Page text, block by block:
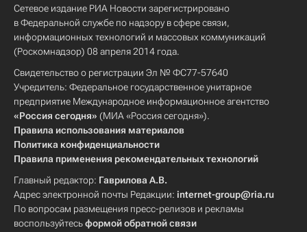
Сетевое издание РИА Новости зарегистрировано
в Федеральной службе по надзору в сфере связи,
информационных технологий и массовых коммуникаций
(Роскомнадзор) 08 апреля 2014 года.
Свидетельство о регистрации Эл № ФС77-57640
Учредитель: Федеральное государственное унитарное
предприятие Международное информационное агентство
«Россия сегодня» (МИА «Россия сегодня»).
Правила использования материалов
Политика конфиденциальности
Правила применения рекомендательных технологий
Главный редактор: Гаврилова А.В.
Адрес электронной почты Редакции: internet-group@ria.ru
По вопросам размещения пресс-релизов и рекламы
воспользуйтесьформой обратной связи